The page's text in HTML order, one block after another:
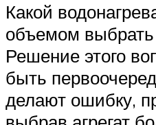
Какой
объемом
Решение этого
быть
делают ошибку,